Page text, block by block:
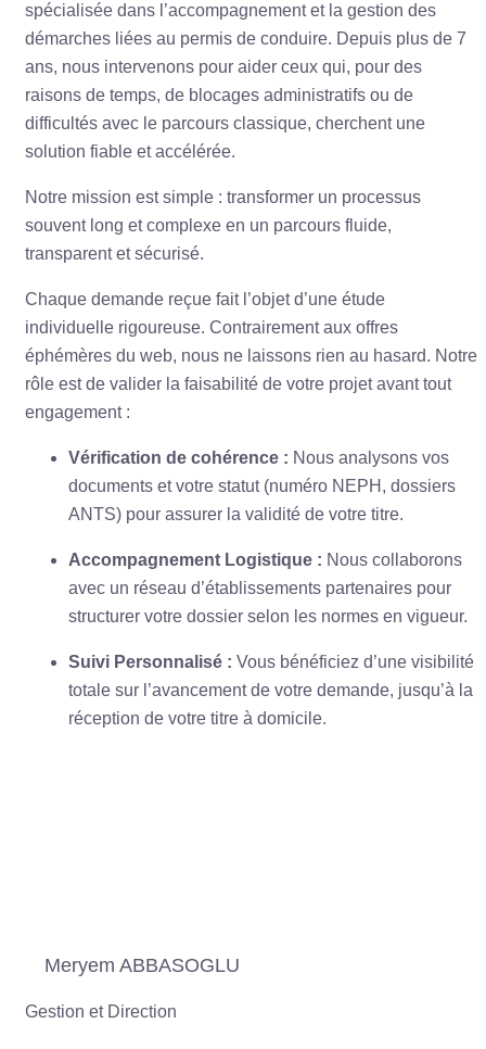
spécialisée dans l’accompagnement et la gestion des
démarches liées au permis de conduire. Depuis plus de 7
ans, nous intervenons pour aider ceux qui, pour des
raisons de temps, de blocages administratifs ou de
difficultés avec le parcours classique, cherchent une
solution fiable et accélérée.
Notre mission est simple : transformer un processus
souvent long et complexe en un parcours fluide,
transparent et sécurisé.
Chaque demande reçue fait l’objet d’une étude
individuelle rigoureuse. Contrairement aux offres
éphémères du web, nous ne laissons rien au hasard. Notre
rôle est de valider la faisabilité de votre projet avant tout
engagement :
Vérification de cohérence : Nous analysons vos
documents et votre statut (numéro NEPH, dossiers
ANTS) pour assurer la validité de votre titre.
Accompagnement Logistique : Nous collaborons
avec un réseau d’établissements partenaires pour
structurer votre dossier selon les normes en vigueur.
Suivi Personnalisé : Vous bénéficiez d’une visibilité
totale sur l’avancement de votre demande, jusqu’à la
réception de votre titre à domicile.
Meryem ABBASOGLU
Gestion et Direction